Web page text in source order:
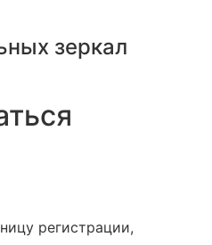
зеркал
регистрации,